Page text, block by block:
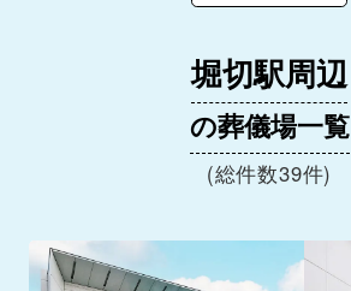
堀切駅周辺
の葬儀場一覧
(総件数39件)